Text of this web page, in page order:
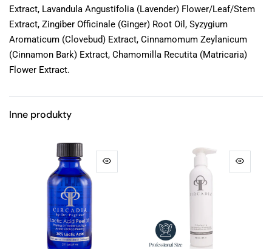
Extract, Lavandula Angustifolia (Lavender) Flower/Leaf/Stem
Extract, Zingiber Officinale (Ginger) Root Oil, Syzygium
Aromaticum (Clovebud) Extract, Cinnamomum Zeylanicum
(Cinnamon Bark) Extract, Chamomilla Recutita (Matricaria)
Flower Extract.
Inne produkty